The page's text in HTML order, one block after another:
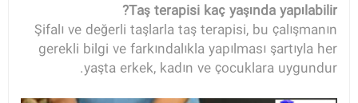
Taş terapisi kaç yaşında yapılabilir?
Şifalı ve değerli taşlarla taş terapisi, bu çalışmanın
gerekli bilgi ve farkındalıkla yapılması şartıyla her
yaşta erkek, kadın ve çocuklara uygundur.